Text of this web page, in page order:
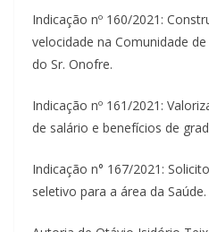
Indicação nº 160/2021:
velocidade na Comunidade
do Sr. Onofre.
Indicação nº 161/2021:
de salário e benefícios de
Indicação n° 167/2021:
seletivo para a área da Saúde.